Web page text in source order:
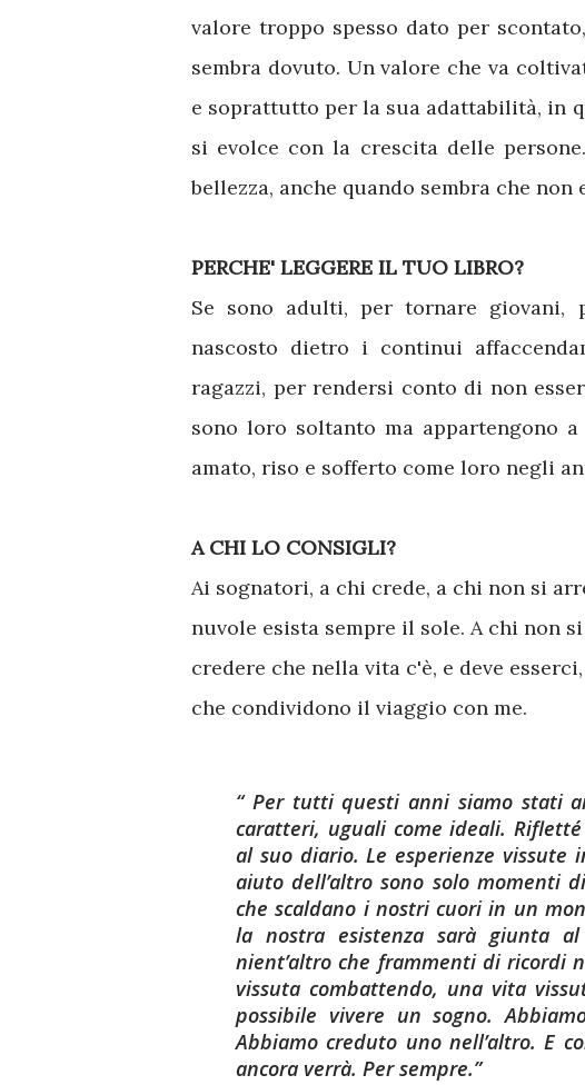
valore troppo spesso dato per
sembra dovuto. Un valore che va
e soprattutto per la sua adattabilità, in
si evolce con la crescita delle
bellezza, anche quando sembra che non
PERCHE' LEGGERE IL TUO LIBRO?
Se sono adulti, per tornare
nascosto dietro i continui
ragazzi, per rendersi conto di non
sono loro soltanto ma appartengono
amato, riso e sofferto come loro negli
A CHI LO CONSIGLI?
Ai sognatori, a chi crede, a chi non si
nuvole esista sempre il sole. A chi non
credere che nella vita c'è, e deve
che condividono il viaggio con me.
Per tutti questi anni siamo stati
caratteri, uguali come ideali.
al suo diario. Le esperienze vissute
aiuto dell’altro sono solo momenti
che scaldano i nostri cuori in un
la nostra esistenza sarà giunta
nient’altro che frammenti di ricordi
vissuta combattendo, una vita
possibile vivere un sogno.
Abbiamo creduto uno nell’altro. E
ancora verrà. Per sempre.